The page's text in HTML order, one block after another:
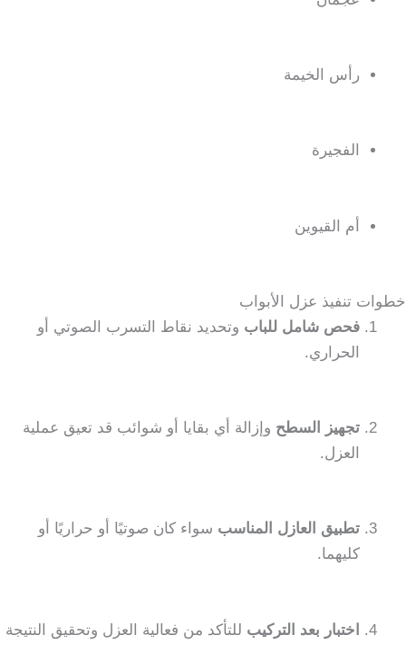
رأس الخيمة
الفجيرة
أم القيوين
خطوات تنفيذ عزل الأبواب
فحص شامل للباب وتحديد نقاط التسرب الصوتي أو
الحراري.
تجهيز السطح وإزالة أي بقايا أو شوائب قد تعيق عملية
العزل.
تطبيق العازل المناسب سواء كان صوتيًا أو حراريًا أو
كليهما.
اختبار بعد التركيب للتأكد من فعالية العزل وتحقيق النتيجة